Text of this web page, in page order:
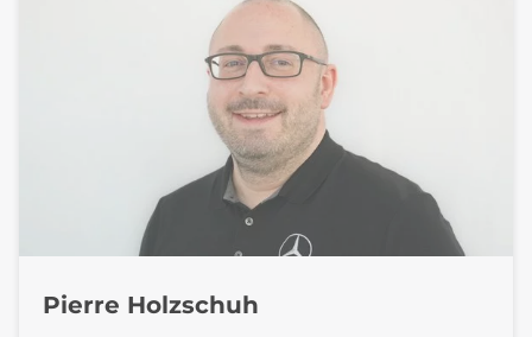
Pierre Holzschuh